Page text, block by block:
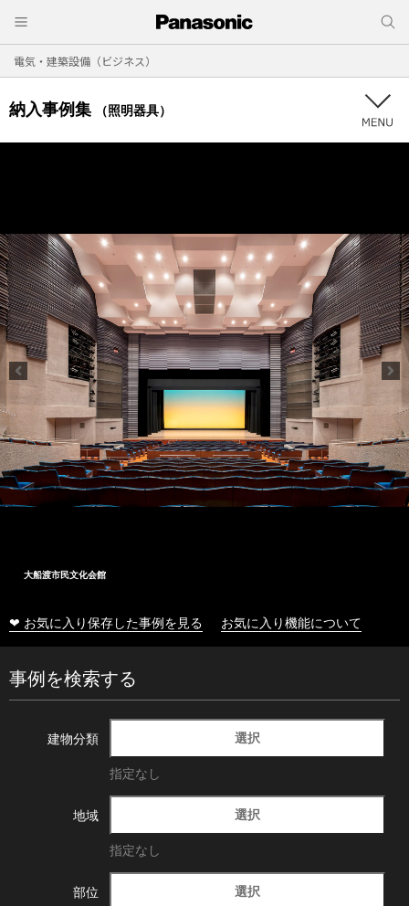
電気・建築設備（ビジネス）
納入事例集 （照明器具）
大船渡市民文化会館
❤ お気に入り保存した事例を見る お気に入り機能について
事例を検索する
建物分類 選択
指定なし
地域 選択
指定なし
部位 選択